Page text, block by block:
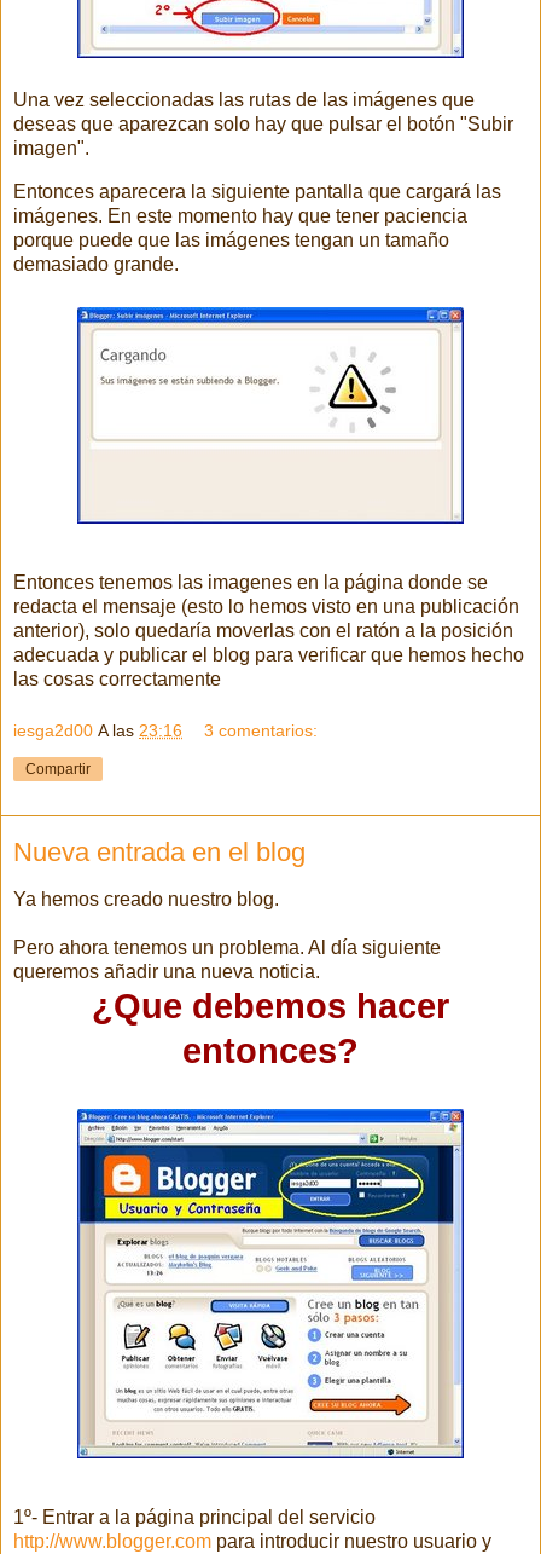
Una vez seleccionadas las rutas de las imágenes que
deseas que aparezcan solo hay que pulsar el botón "Subir
imagen".
Entonces aparecera la siguiente pantalla que cargará las
imágenes. En este momento hay que tener paciencia
porque puede que las imágenes tengan un tamaño
demasiado grande.
Entonces tenemos las imagenes en la página donde se
redacta el mensaje (esto lo hemos visto en una publicación
anterior), solo quedaría moverlas con el ratón a la posición
adecuada y publicar el blog para verificar que hemos hecho
las cosas correctamente
iesga2d00 A las 23:16 3 comentarios:
Compartir
Nueva entrada en el blog
Ya hemos creado nuestro blog.
Pero ahora tenemos un problema. Al día siguiente
queremos añadir una nueva noticia.
¿Que debemos hacer
entonces?
1º- Entrar a la página principal del servicio
http://www.blogger.com para introducir nuestro usuario y